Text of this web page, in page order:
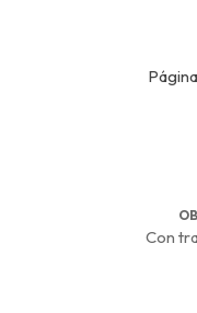
Página
Con